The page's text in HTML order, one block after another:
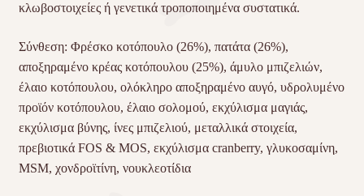
κλωβοστοιχείες ή γενετικά τροποποιημένα συστατικά.
Σύνθεση: Φρέσκο κοτόπουλο (26%), πατάτα (26%),
αποξηραμένο κρέας κοτόπουλου (25%), άμυλο μπιζελιών,
έλαιο κοτόπουλου, ολόκληρο αποξηραμένο αυγό, υδρολυμένο
προϊόν κοτόπουλου, έλαιο σολομού, εκχύλισμα μαγιάς,
εκχύλισμα βύνης, ίνες μπιζελιού, μεταλλικά στοιχεία,
πρεβιοτικά FOS & MOS, εκχύλισμα cranberry, γλυκοσαμίνη,
MSM, χονδροϊτίνη, νουκλεοτίδια